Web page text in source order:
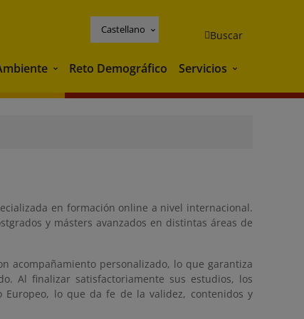
Castellano Buscar
Medio Ambiente
Reto Demográfico Servicios Servicios
en formación online a nivel internacional.
y másters avanzados en distintas áreas de
acompañamiento personalizado, lo que garantiza
Al finalizar satisfactoriamente sus estudios, los
lo que da fe de la validez, contenidos y